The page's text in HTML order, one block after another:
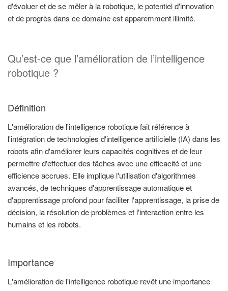
d'évoluer et de se mêler à la robotique, le potentiel d'innovation
et de progrès dans ce domaine est apparemment illimité.
Qu’est-ce que l’amélioration de l’intelligence
robotique ?
Définition
L'amélioration de l'intelligence robotique fait référence à
l'intégration de technologies d'intelligence artificielle (IA) dans les
robots afin d'améliorer leurs capacités cognitives et de leur
permettre d'effectuer des tâches avec une efficacité et une
efficience accrues. Elle implique l'utilisation d'algorithmes
avancés, de techniques d'apprentissage automatique et
d'apprentissage profond pour faciliter l'apprentissage, la prise de
décision, la résolution de problèmes et l'interaction entre les
humains et les robots.
Importance
L'amélioration de l'intelligence robotique revêt une importance